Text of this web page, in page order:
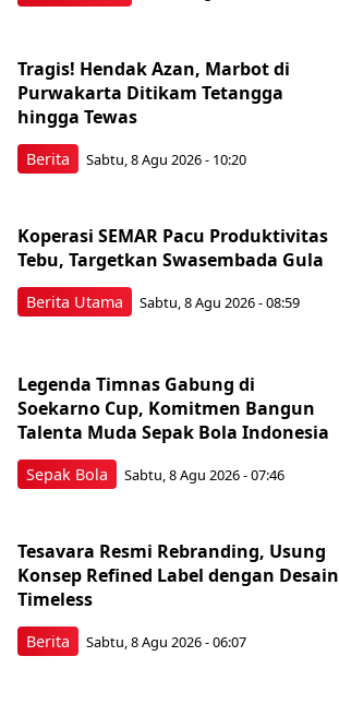
Berita
Tragis! Hendak Azan, Marbot di
Purwakarta Ditikam Tetangga
hingga Tewas
Sabtu, 8 Agu 2026 - 10:20
Berita Utama
Koperasi SEMAR Pacu Produktivitas
Tebu, Targetkan Swasembada Gula
Sabtu, 8 Agu 2026 - 08:59
Sepak Bola
Legenda Timnas Gabung di
Soekarno Cup, Komitmen Bangun
Talenta Muda Sepak Bola Indonesia
Sabtu, 8 Agu 2026 - 07:46
Berita
Tesavara Resmi Rebranding, Usung
Konsep Refined Label dengan Desain
Timeless
Sabtu, 8 Agu 2026 - 06:07